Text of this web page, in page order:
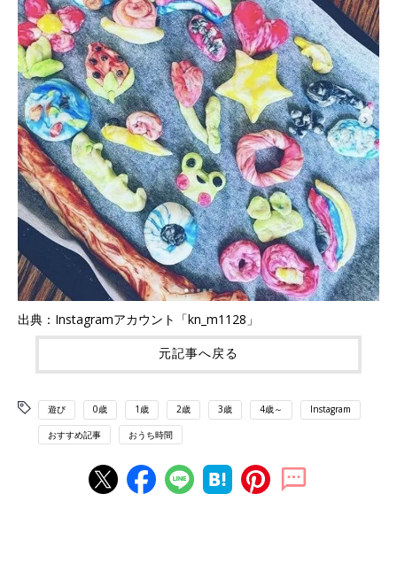
出典：Instagramアカウント「kn_m1128」
元記事へ戻る
遊び 0歳 1歳 2歳 3歳 4歳～ Instagram
おすすめ記事 おうち時間